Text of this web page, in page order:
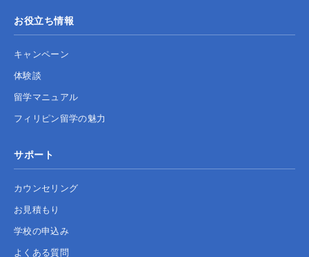
お役立ち情報
キャンペーン
体験談
留学マニュアル
フィリピン留学の魅力
サポート
カウンセリング
お見積もり
学校の申込み
よくある質問